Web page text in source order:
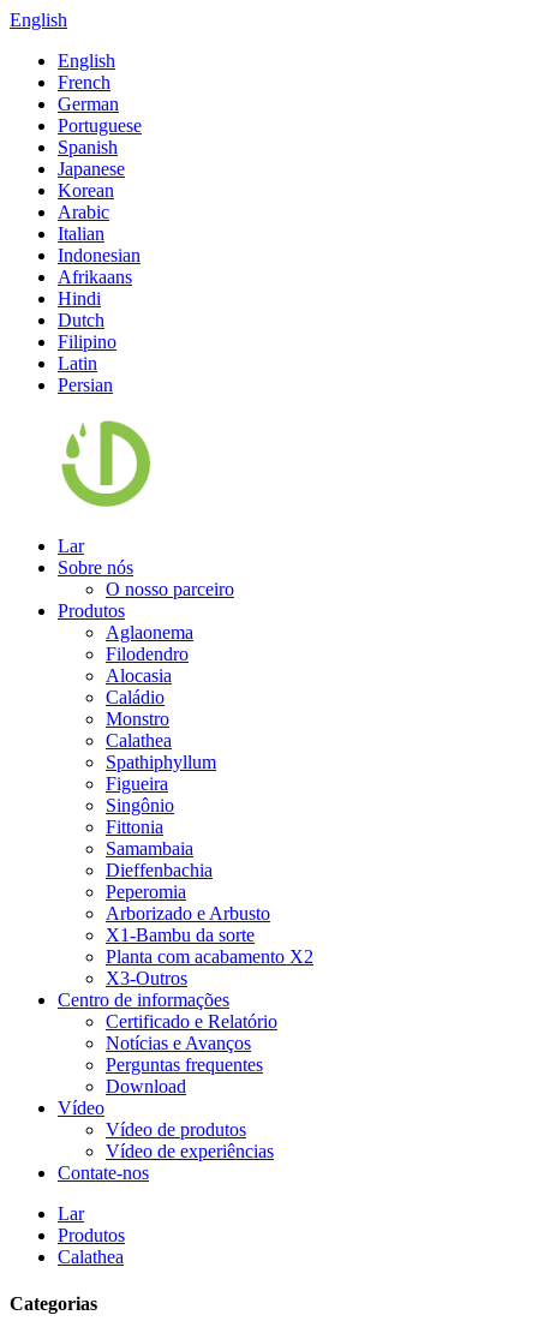
English
English
French
German
Portuguese
Spanish
Japanese
Korean
Arabic
Italian
Indonesian
Afrikaans
Hindi
Dutch
Filipino
Latin
Persian
Lar
Sobre nós
O nosso parceiro
Produtos
Aglaonema
Filodendro
Alocasia
Caládio
Monstro
Calathea
Spathiphyllum
Figueira
Singônio
Fittonia
Samambaia
Dieffenbachia
Peperomia
Arborizado e Arbusto
X1-Bambu da sorte
Planta com acabamento X2
X3-Outros
Centro de informações
Certificado e Relatório
Notícias e Avanços
Perguntas frequentes
Download
Vídeo
Vídeo de produtos
Vídeo de experiências
Contate-nos
Lar
Produtos
Calathea
Categorias